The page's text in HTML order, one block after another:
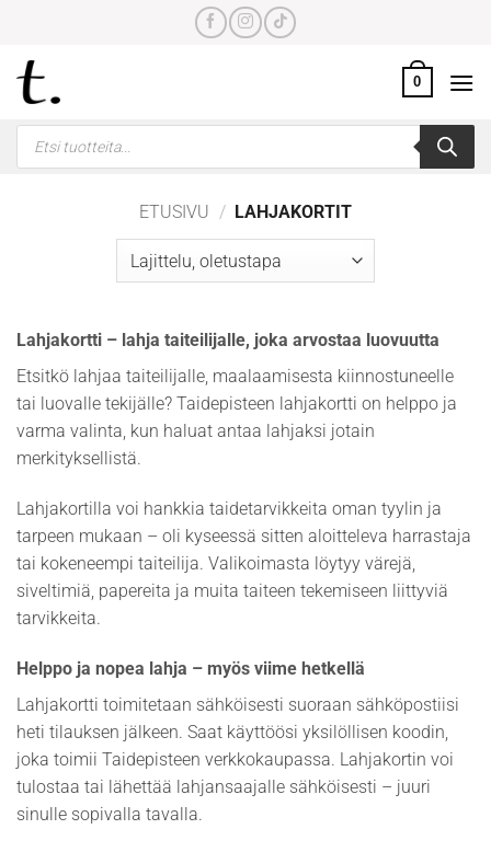
content
0
Products
search
ETUSIVU / LAHJAKORTIT
Lahjakortti – lahja taiteilijalle, joka arvostaa luovuutta
Etsitkö lahjaa taiteilijalle, maalaamisesta kiinnostuneelle
tai luovalle tekijälle? Taidepisteen lahjakortti on helppo ja
varma valinta, kun haluat antaa lahjaksi jotain
merkityksellistä.
Lahjakortilla voi hankkia taidetarvikkeita oman tyylin ja
tarpeen mukaan – oli kyseessä sitten aloitteleva harrastaja
tai kokeneempi taiteilija. Valikoimasta löytyy värejä,
siveltimiä, papereita ja muita taiteen tekemiseen liittyviä
tarvikkeita.
Helppo ja nopea lahja – myös viime hetkellä
Lahjakortti toimitetaan sähköisesti suoraan sähköpostiisi
heti tilauksen jälkeen. Saat käyttöösi yksilöllisen koodin,
joka toimii Taidepisteen verkkokaupassa. Lahjakortin voi
tulostaa tai lähettää lahjansaajalle sähköisesti – juuri
sinulle sopivalla tavalla.